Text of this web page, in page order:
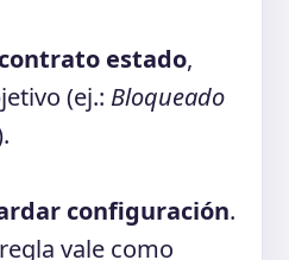
estado,
(ej.: Bloqueado
configuración.
vale como